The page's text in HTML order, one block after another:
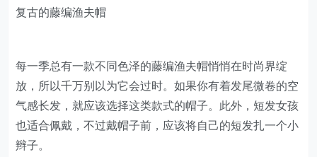
复古的藤编渔夫帽
每一季总有一款不同色泽的藤编渔夫帽悄悄在时尚界绽
放，所以千万别以为它会过时。如果你有着发尾微卷的空
气感长发，就应该选择这类款式的帽子。此外，短发女孩
也适合佩戴，不过戴帽子前，应该将自己的短发扎一个小
辫子。